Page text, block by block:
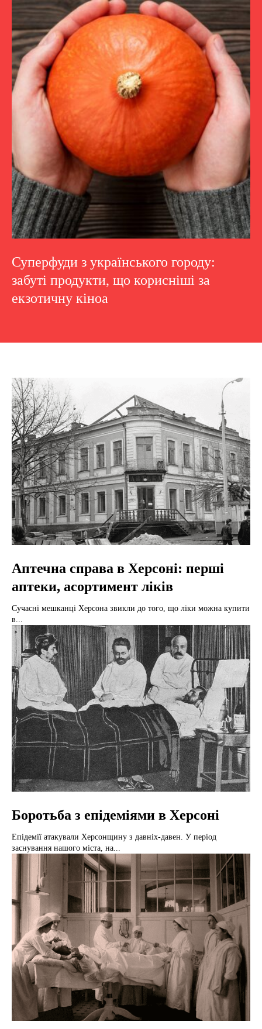
Суперфуди з українського городу:
забуті продукти, що корисніші за
екзотичну кіноа
Аптечна справа в Херсоні: перші
аптеки, асортимент ліків
Сучасні мешканці Херсона звикли до того, що ліки можна купити
в...
Боротьба з епідеміями в Херсоні
Епідемії атакували Херсонщину з давніх-давен. У період
заснування нашого міста, на...